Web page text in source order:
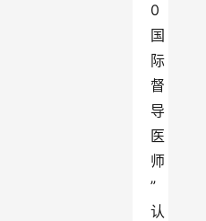
0
国
际
督
导
医
师
”
认